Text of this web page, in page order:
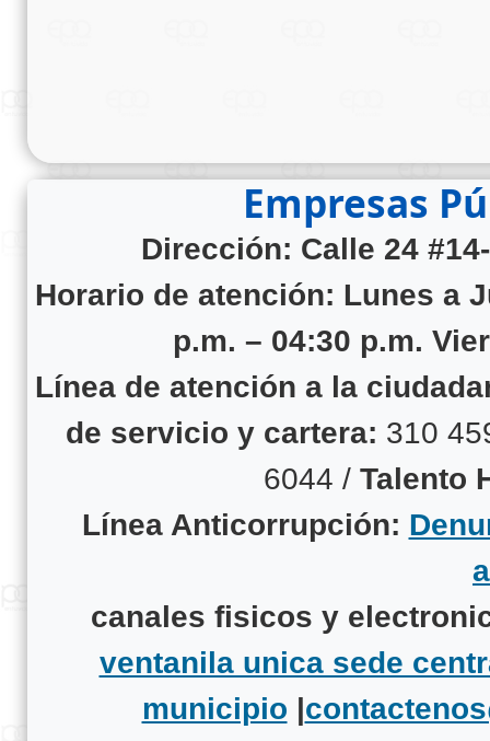
Empresas
Dirección: Calle 24
Horario de atención: Lunes a
p.m. – 04:30 p.m.
Línea de atención a la
de servicio y cartera: 310
6044 / Talento
Línea Anticorrupción:
canales fisicos y
ventanila unica sede
municipio |